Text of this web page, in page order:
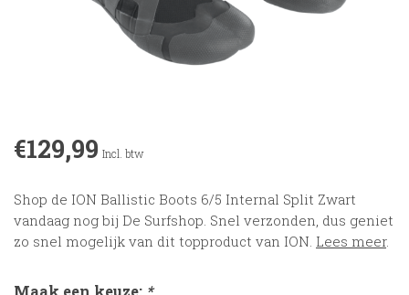
€129,99 Incl. btw
Shop de ION Ballistic Boots 6/5 Internal Split Zwart
vandaag nog bij De Surfshop. Snel verzonden, dus geniet
zo snel mogelijk van dit topproduct van ION. Lees meer.
Maak een keuze: *